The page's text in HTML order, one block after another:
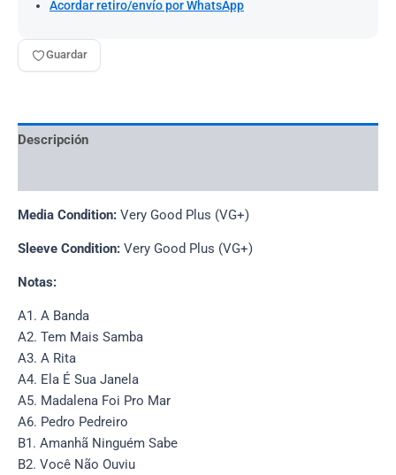
Acordar retiro/envío por WhatsApp
Guardar
Descripción
Media Condition: Very Good Plus (VG+)
Sleeve Condition: Very Good Plus (VG+)
Notas:
A1. A Banda
A2. Tem Mais Samba
A3. A Rita
A4. Ela É Sua Janela
A5. Madalena Foi Pro Mar
A6. Pedro Pedreiro
B1. Amanhã Ninguém Sabe
B2. Você Não Ouviu